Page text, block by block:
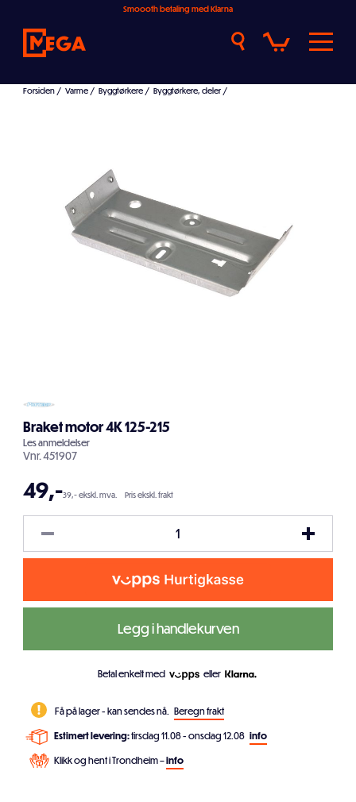
Smoooth betaling med Klarna
Forsiden / Varme / Byggtørkere / Byggtørkere, deler /
Braket motor 4K 125-215
Lesanmeldelser
Vnr.451907
49,-39,- ekskl. mva. Pris ekskl. frakt
Legg i handlekurven
Betal enkelt med eller
Få på lager - kan sendes nå. Beregn frakt
Estimert levering:tirsdag 11.08 - onsdag 12.08 info
Klikk og hent i Trondheim –info